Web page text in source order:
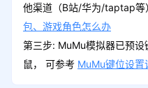
他渠道（B站/华为/taptap等
包、游戏角色怎么办
第三步: MuMu模拟器已预
鼠， 可参考 MuMu键位设置